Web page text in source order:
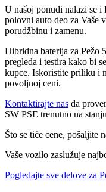
U našoj ponudi nalazi se i
polovni auto deo za Vaše
porudžbinu i zamenu.
Hibridna baterija za Pežo
pregleda i testira kako bi
kupce. Iskoristite priliku i
povoljnoj ceni.
Kontaktirajte nas da
SW PSE trenutno na
Što se tiče cene, pošaljite
Vaše vozilo zaslužuje
Pogledajte sve delove za